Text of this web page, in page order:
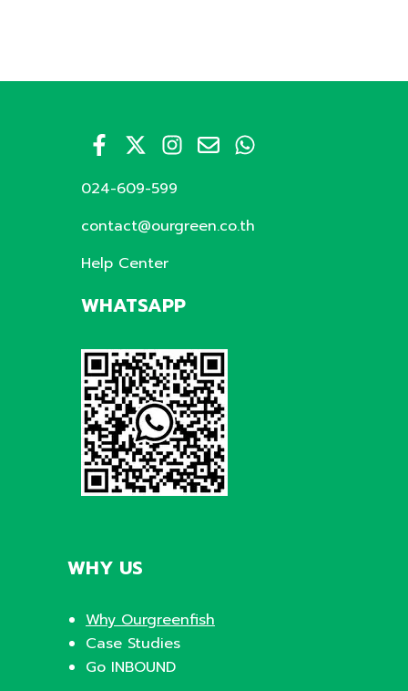
024-609-599
contact@ourgreen.co.th
Help Center
WHATSAPP
WHY US
Why Ourgreenfish
Case Studies
Go INBOUND